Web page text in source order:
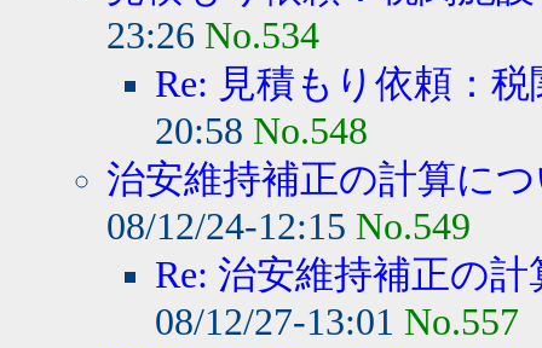
23:26 No.534
Re: 見積もり依頼：税
20:58 No.548
治安維持補正の計算に
08/12/24-12:15 No.549
Re: 治安維持補正の
08/12/27-13:01 No.557